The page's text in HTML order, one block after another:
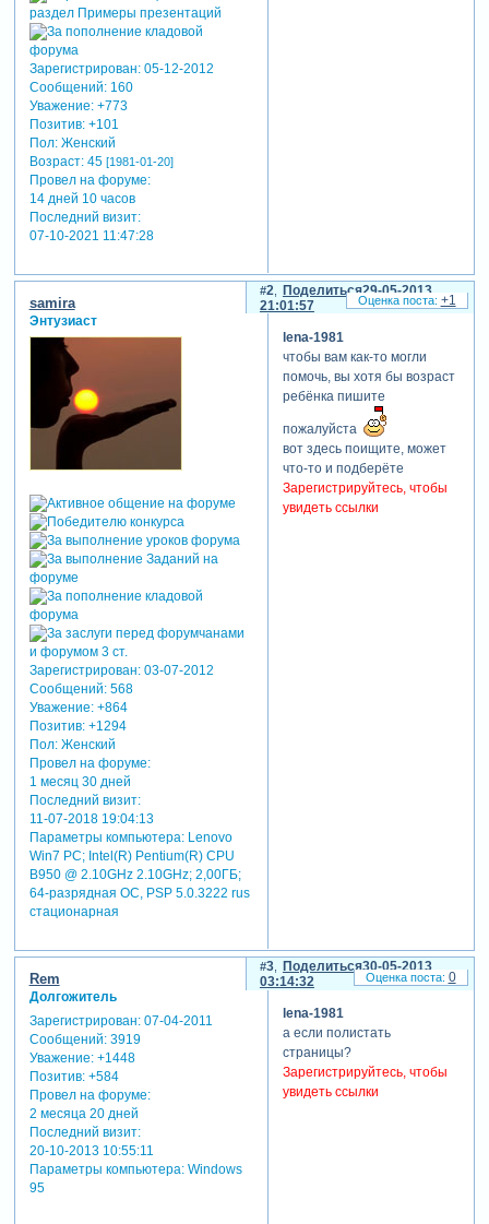
Зарегистрирован: 05-12-2012
Сообщений:160
Уважение: +773
Позитив: +101
Пол:Женский
Возраст:45 [1981-01-20]
Провел на форуме:
14 дней 10 часов
Последний визит:
07-10-2021 11:47:28
Поделиться
2
29-05-2013
21:01:57
samira
Энтузиаст
Зарегистрирован: 03-07-2012
Сообщений:568
Уважение: +864
Позитив: +1294
Пол:Женский
Провел на форуме:
1 месяц 30 дней
Последний визит:
11-07-2018 19:04:13
Параметры компьютера:Lenovo
Win7 PC; Intel(R) Pentium(R) CPU
B950 @ 2.10GHz 2.10GHz; 2,00ГБ;
64-разрядная ОС, PSP 5.0.3222 rus
стационарная
lena-1981
чтобы вам как-то могли
помочь, вы хотя бы возраст
ребёнка пишите
пожалуйста
вот здесь поищите, может
что-то и подберёте
Зарегистрируйтесь, чтобы
увидеть ссылки
+1
Поделиться
3
30-05-2013
03:14:32
Rem
Долгожитель
Зарегистрирован: 07-04-2011
Сообщений:3919
Уважение: +1448
Позитив: +584
Провел на форуме:
2 месяца 20 дней
Последний визит:
20-10-2013 10:55:11
Параметры компьютера:Windows
95
lena-1981
а если полистать
страницы?
Зарегистрируйтесь, чтобы
увидеть ссылки
0